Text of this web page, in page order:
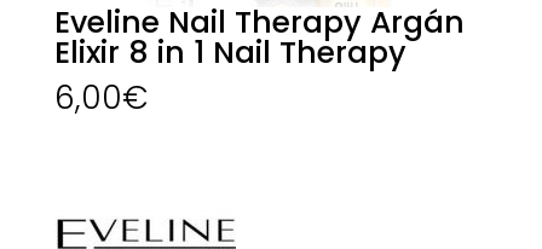
Eveline Nail Therapy Argán
Elixir 8 in 1 Nail Therapy
6,00€